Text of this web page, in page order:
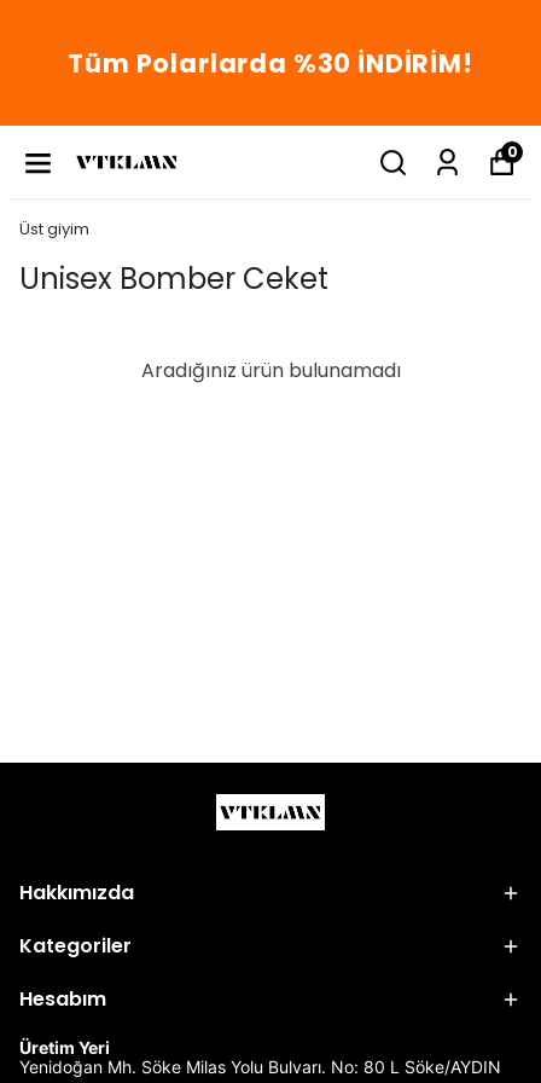
Tüm Polarlarda %30 İNDİRİM!
0
Üst giyim
Unisex Bomber Ceket
Aradığınız ürün bulunamadı
Hakkımızda
Kategoriler
Hesabım
Üretim Yeri
Yenidoğan Mh. Söke Milas Yolu Bulvarı. No: 80 L Söke/AYDIN